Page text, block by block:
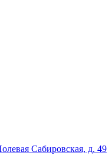
Сабировская, д. 49